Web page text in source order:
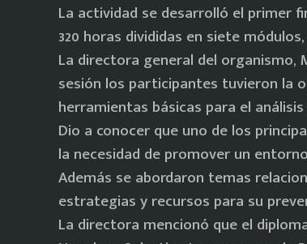
La actividad se desarrolló el primer
320 horas divididas en siete
La directora general del organismo,
sesión los participantes tuvieron la
herramientas básicas para el
Dio a conocer que uno de los
la necesidad de promover un
Además se abordaron temas
estrategias y recursos para su
La directora mencionó que el